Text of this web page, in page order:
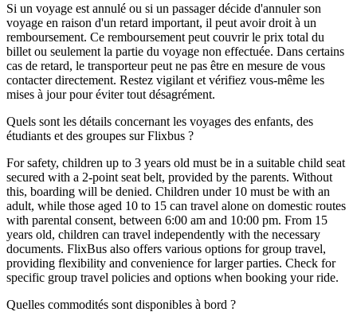
Si un voyage est annulé ou si un passager décide d'annuler son
voyage en raison d'un retard important, il peut avoir droit à un
remboursement. Ce remboursement peut couvrir le prix total du
billet ou seulement la partie du voyage non effectuée. Dans certains
cas de retard, le transporteur peut ne pas être en mesure de vous
contacter directement. Restez vigilant et vérifiez vous-même les
mises à jour pour éviter tout désagrément.
Quels sont les détails concernant les voyages des enfants, des
étudiants et des groupes sur Flixbus ?
For safety, children up to 3 years old must be in a suitable child seat
secured with a 2-point seat belt, provided by the parents. Without
this, boarding will be denied. Children under 10 must be with an
adult, while those aged 10 to 15 can travel alone on domestic routes
with parental consent, between 6:00 am and 10:00 pm. From 15
years old, children can travel independently with the necessary
documents. FlixBus also offers various options for group travel,
providing flexibility and convenience for larger parties. Check for
specific group travel policies and options when booking your ride.
Quelles commodités sont disponibles à bord ?